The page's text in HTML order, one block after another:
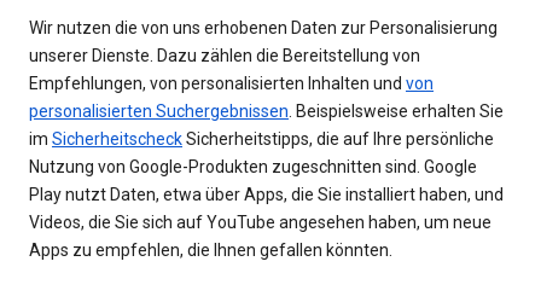
Wir nutzen die von uns erhobenen Daten zur Personalisierung
unserer Dienste. Dazu zählen die Bereitstellung von
Empfehlungen, von personalisierten Inhalten und von
personalisierten Suchergebnissen . Beispielsweise erhalten Sie
im SicherheitscheckSicherheitstipps, die auf Ihre persönliche
Nutzung von Google-Produkten zugeschnitten sind. Google
Play nutzt Daten, etwa über Apps, die Sie installiert haben, und
Videos, die Sie sich auf YouTube angesehen haben, um neue
Apps zu empfehlen, die Ihnen gefallen könnten.